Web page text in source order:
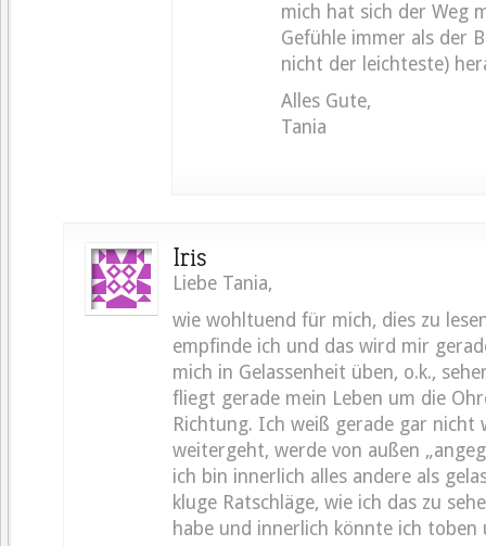
mich hat sich der Weg
Gefühle immer als der
nicht der leichteste)
Alles Gute,
Tania
Iris
Liebe Tania,
wie wohltuend für mich, dies zu
empfinde ich und das wird mir
mich in Gelassenheit üben, o.k.,
fliegt gerade mein Leben um die
Richtung. Ich weiß gerade gar nicht
weitergeht, werde von außen
ich bin innerlich alles andere als
kluge Ratschläge, wie ich das zu
habe und innerlich könnte ich toben